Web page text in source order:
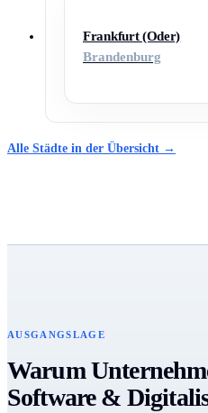
Frankfurt (Oder)
Brandenburg
Alle Städte in der Übersicht →
AUSGANGSLAGE
Warum
Software &